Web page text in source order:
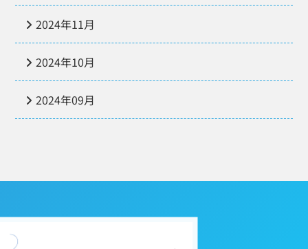
2024年11月
2024年10月
2024年09月